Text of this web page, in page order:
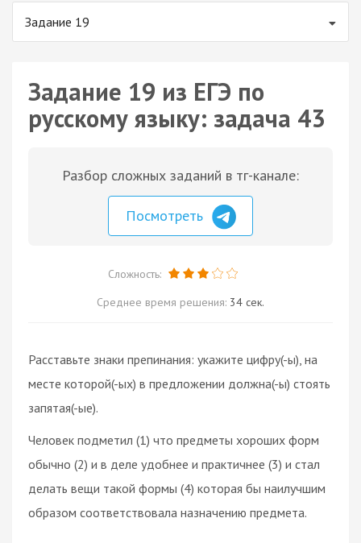
Задание 19
Задание 19 из ЕГЭ по
русскому языку: задача 43
Разбор сложных заданий в тг-канале:
Посмотреть
Сложность:
Среднее время решения: 34 сек.
Расставьте знаки препинания: укажите цифру(-ы), на
месте которой(-ых) в предложении должна(-ы) стоять
запятая(-ые).
Человек подметил (1) что предметы хороших форм
обычно (2) и в деле удобнее и практичнее (3) и стал
делать вещи такой формы (4) которая бы наилучшим
образом соответствовала назначению предмета.